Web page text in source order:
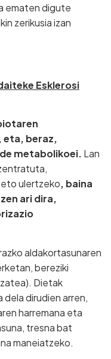
ematen digute
zerikusia izan
Esklerosi
eta, beraz,
metabolikoei. Lan
ulertzeko, baina
ari dira,
aldakortasunaren
bereziki
Dietak
dirudien arren,
harremana eta
tresna bat
maneiatzeko.